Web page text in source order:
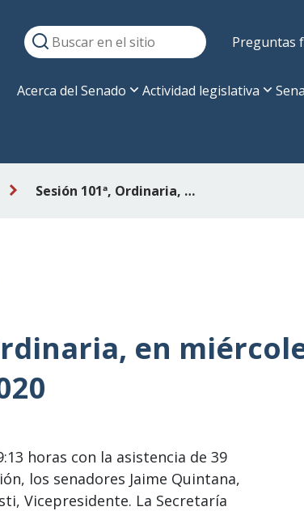
Preguntas
Acerca del Senado Actividad legislativa
Sesión 101ª, Ordinaria, en miércoles 22 de enero de 2020
en
horas con la asistencia de 39
los senadores Jaime Quintana,
Vicepresidente. La Secretaría